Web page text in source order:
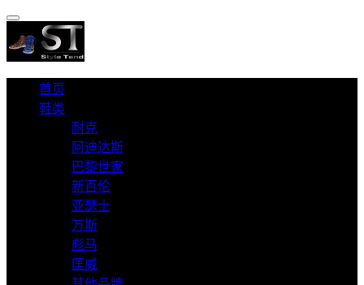
首页
鞋类
耐克
阿迪达斯
巴黎世家
新百伦
亚瑟士
万斯
彪马
匡威